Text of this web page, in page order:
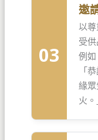
03
邀
以
受供
例如
「
緣
火。